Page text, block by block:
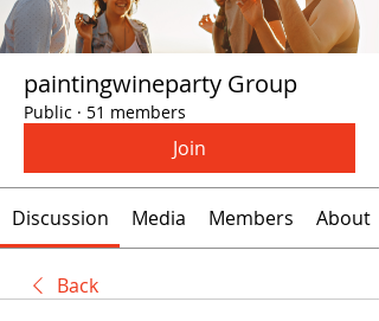
paintingwineparty Group
Public · 51 members
Join
Discussion Media Members About
Back